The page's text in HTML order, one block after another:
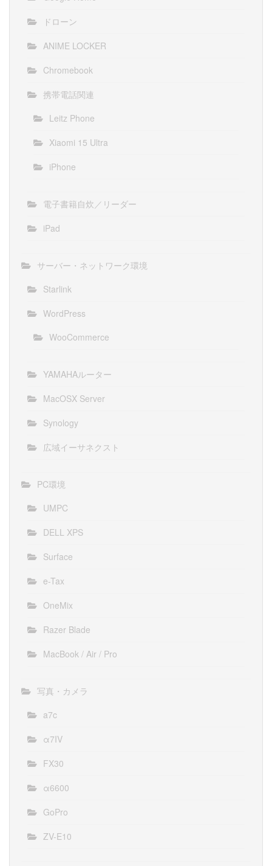
ドローン
ANIME LOCKER
Chromebook
携帯電話関連
Leitz Phone
Xiaomi 15 Ultra
iPhone
電子書籍自炊／リーダー
iPad
サーバー・ネットワーク環境
Starlink
WordPress
WooCommerce
YAMAHAルーター
MacOSX Server
Synology
広域イーサネクスト
PC環境
UMPC
DELL XPS
Surface
e-Tax
OneMix
Razer Blade
MacBook / Air / Pro
写真・カメラ
a7c
α7IV
FX30
α6600
GoPro
ZV-E10